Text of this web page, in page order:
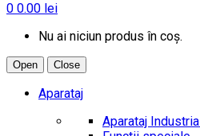
0 0.00 lei
Nu ai niciun produs în coș.
Open Close
Aparataj
Aparataj Industrial